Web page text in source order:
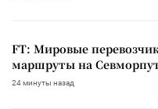
FT: Мировые
маршруты на
24 минуты назад